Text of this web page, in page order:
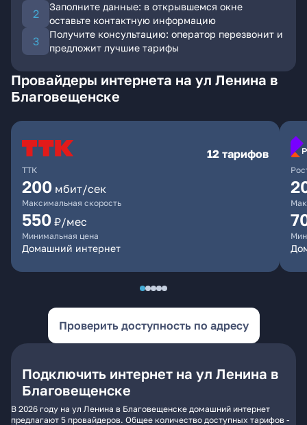
Заполните данные: в открывшемся окне
оставьте контактную информацию
Получите консультацию: оператор перезвонит и
предложит лучшие тарифы
Провайдеры интернета на ул Ленина в
Благовещенске
ТТК
12 тарифов
200 мбит/сек
Максимальная скорость
550 ₽/мес
Минимальная цена
Домашний интернет
Проверить доступность по адресу
Подключить интернет на ул Ленина в
Благовещенске
В 2026 году на ул Ленина в Благовещенске домашний интернет
предлагают 5 провайдеров. Общее количество доступных тарифов -